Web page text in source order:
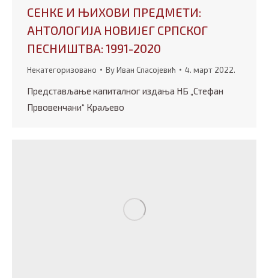
СЕНКЕ И ЊИХОВИ ПРЕДМЕТИ:
АНТОЛОГИЈА НОВИЈЕГ СРПСКОГ
ПЕСНИШТВА: 1991-2020
Некатегоризовано ByИван Спасојевић 4. март 2022.
Представљање капиталног издања НБ „Стефан
Првовенчани“ Краљево